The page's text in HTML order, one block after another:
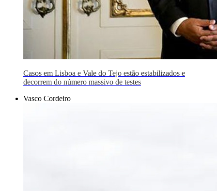
Casos em Lisboa e Vale do Tejo estão estabilizados e
decorrem do número massivo de testes
Vasco Cordeiro